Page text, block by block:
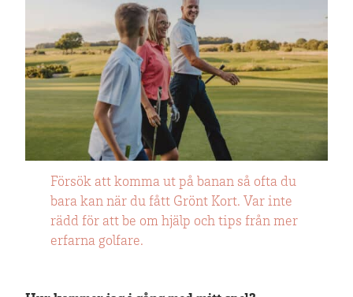
Försök att komma ut på banan så ofta du
bara kan när du fått Grönt Kort. Var inte
rädd för att be om hjälp och tips från mer
erfarna golfare.